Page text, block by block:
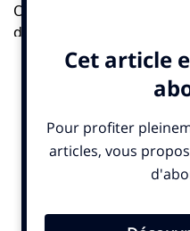
On y trouve les récits
d’une trentaine de
BD romancières,
nouveaux prix Nobel ou
de l’ONU…L’objectif : se
renvoyer ce que le monde
anxiété, Yannick
espoir radical. Face au
encore possible.